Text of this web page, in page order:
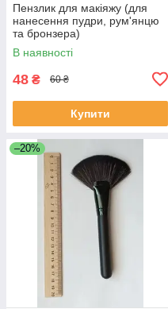
Пензлик для макіяжу (для
нанесення пудри, рум'янцю
та бронзера)
В наявності
48 ₴ 60 ₴
Купити
–20%